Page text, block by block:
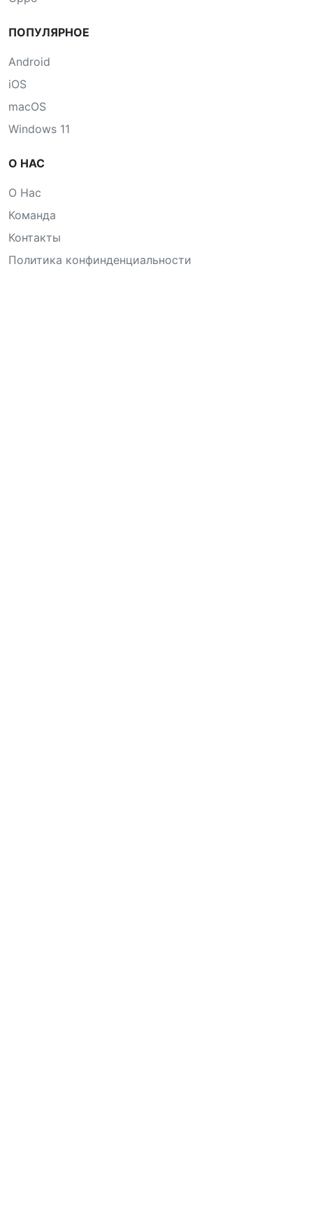
ПОПУЛЯРНОЕ
Android
iOS
macOS
Windows 11
О НАС
О Нас
Команда
Контакты
Политика конфинденциальности